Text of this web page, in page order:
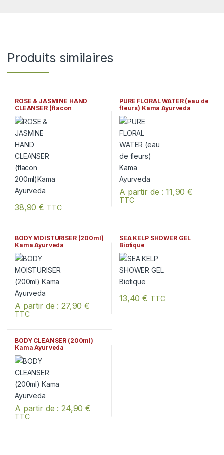
Produits similaires
ROSE & JASMINE HAND
CLEANSER (flacon
200ml)Kama Ayurveda
38,90€ TTC
PURE FLORAL WATER (eau de
fleurs) Kama Ayurveda
A partir de :11,90€
TTC
Ce produit a plusieurs
BODY MOISTURISER (200ml)
Kama Ayurveda
A partir de :27,90€
TTC
Ce produit a plusieurs variations. Les options peuvent être
SEA KELP SHOWER GEL
Biotique
13,40€ TTC
BODY CLEANSER (200ml)
Kama Ayurveda
A partir de :24,90€
TTC
Ce produit a plusieurs variations. Les options peuvent être